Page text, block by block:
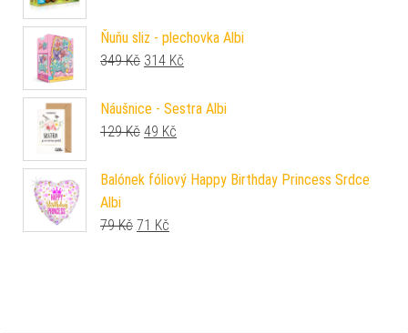
Ňuňu sliz - plechovka Albi
349Kč Původní cena byla: 349 Kč.
314 Kč
Náušnice - Sestra Albi
129Kč Původní cena byla: 129 Kč.
49 Kč
Balónek fóliový Happy Birthday Princess Srdce
Albi
79Kč Původní cena byla: 79 Kč.
71 Kč